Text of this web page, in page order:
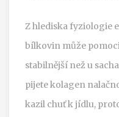
Z hlediska fyziologie
bílkovin může
stabilnější než u
pijete kolagen
kazil chuť k jídlu,